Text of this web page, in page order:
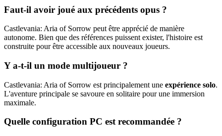
Faut-il avoir joué aux précédents opus ?
Castlevania: Aria of Sorrow peut être apprécié de manière
autonome. Bien que des références puissent exister, l'histoire est
construite pour être accessible aux nouveaux joueurs.
Y a-t-il un mode multijoueur ?
Castlevania: Aria of Sorrow est principalement une expérience solo.
L'aventure principale se savoure en solitaire pour une immersion
maximale.
Quelle configuration PC est recommandée ?